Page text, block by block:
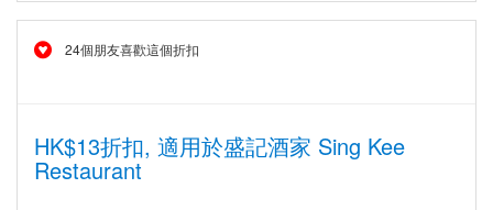
24個朋友喜歡這個折扣
HK$13折扣, 適用於盛記酒家 Sing Kee
Restaurant